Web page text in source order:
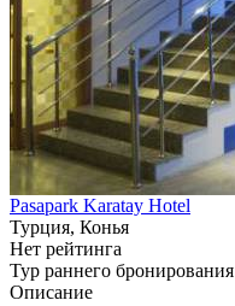
Pasapark Karatay Hotel
Турция, Конья
Нет рейтинга
Тур раннего бронирования
Описание